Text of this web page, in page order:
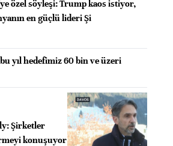
özel söyleşi: Trump kaos istiyor,
en güçlü lideri Şi
yıl hedefimiz 60 bin ve üzeri
Şirketler
konuşuyor